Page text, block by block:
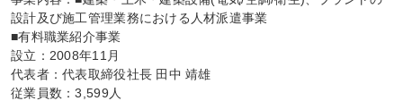
設計及び施工管理業務における人材派遣事業
■有料職業紹介事業
設立：2008年11月
代表者：代表取締役社長 田中 靖雄
従業員数：3,599人